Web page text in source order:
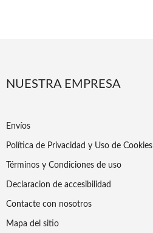
NUESTRA EMPRESA
Envíos
Política de Privacidad y Uso de Cookies
Términos y Condiciones de uso
Declaracion de accesibilidad
Contacte con nosotros
Mapa del sitio